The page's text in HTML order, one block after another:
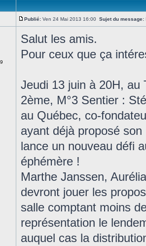
Publié: Ven 24 Mai 2013 16:00 Sujet du message:
Salut les amis.
Pour ceux que ça
Jeudi 13 juin à 20H, au
2ème, M°3 Sentier :
au Québec, co-
ayant déjà proposé
lance un nouveau défi
éphémère !
Marthe Janssen,
devront jouer les
salle comptant moins
représentation le
auquel cas la